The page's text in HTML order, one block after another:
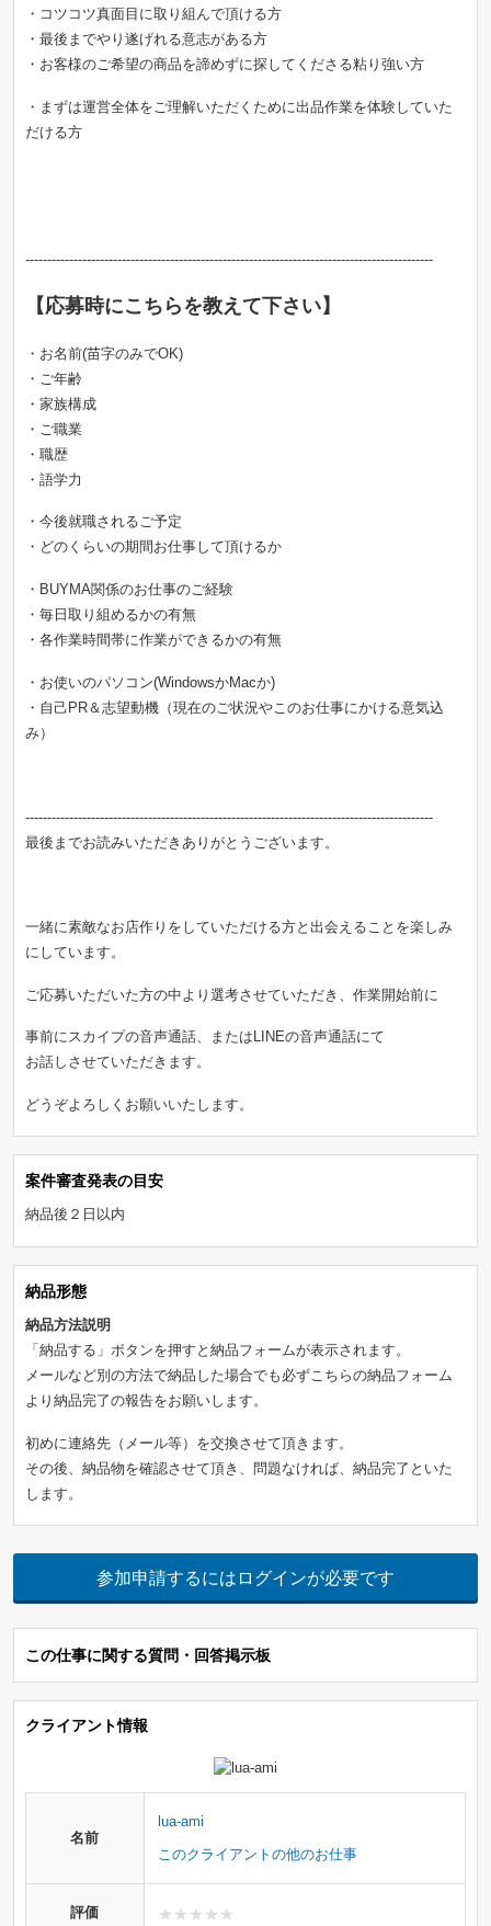
・コツコツ真面目に取り組んで頂ける方
・最後までやり遂げれる意志がある方
・お客様のご希望の商品を諦めずに探してくださる粘り強い方
・まずは運営全体をご理解いただくために出品作業を体験していた
だける方
---------------------------------------------------------------------------------------------
【応募時にこちらを教えて下さい】
・お名前(苗字のみでOK)
・ご年齢
・家族構成
・ご職業
・職歴
・語学力
・今後就職されるご予定
・どのくらいの期間お仕事して頂けるか
・BUYMA関係のお仕事のご経験
・毎日取り組めるかの有無
・各作業時間帯に作業ができるかの有無
・お使いのパソコン(WindowsかMacか)
・自己PR＆志望動機（現在のご状況やこのお仕事にかける意気込
み）
---------------------------------------------------------------------------------------------
最後までお読みいただきありがとうございます。
一緒に素敵なお店作りをしていただける方と出会えることを楽しみ
にしています。
ご応募いただいた方の中より選考させていただき、作業開始前に
事前にスカイプの音声通話、またはLINEの音声通話にて
お話しさせていただきます。
どうぞよろしくお願いいたします。
案件審査発表の目安
納品後２日以内
納品形態
納品方法説明
「納品する」ボタンを押すと納品フォームが表示されます。
メールなど別の方法で納品した場合でも必ずこちらの納品フォーム
より納品完了の報告をお願いします。
初めに連絡先（メール等）を交換させて頂きます。
その後、納品物を確認させて頂き、問題なければ、納品完了といた
します。
参加申請するにはログインが必要です
この仕事に関する質問・回答掲示板
クライアント情報
名前
lua-ami
このクライアントの他のお仕事
評価